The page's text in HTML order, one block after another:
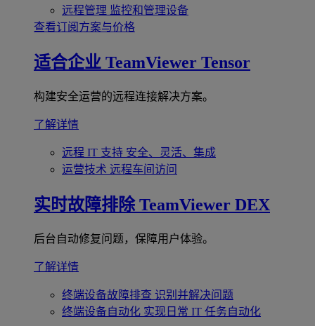
远程管理 监控和管理设备
查看订阅方案与价格
适合企业 TeamViewer Tensor
构建安全运营的远程连接解决方案。
了解详情
远程 IT 支持 安全、灵活、集成
运营技术 远程车间访问
实时故障排除 TeamViewer DEX
后台自动修复问题，保障用户体验。
了解详情
终端设备故障排查 识别并解决问题
终端设备自动化 实现日常 IT 任务自动化